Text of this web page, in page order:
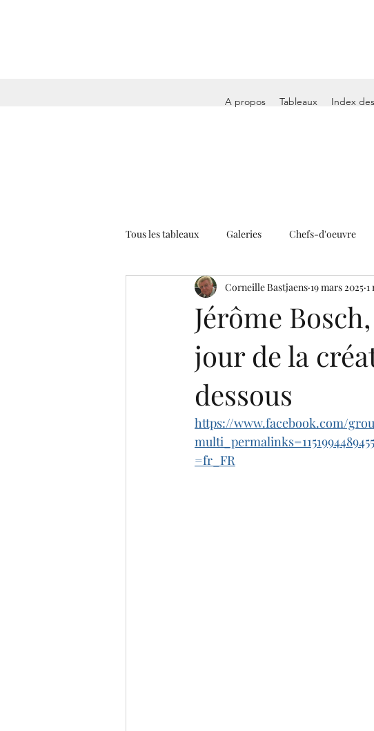
A propos Tableaux Index
Tous les tableaux Galeries Chefs-d'oeuvre
Jérôme
jour de la
dessous
Corneille Bastjaens 19 mars 2025 1
https://www.facebook.com/
=fr_FR